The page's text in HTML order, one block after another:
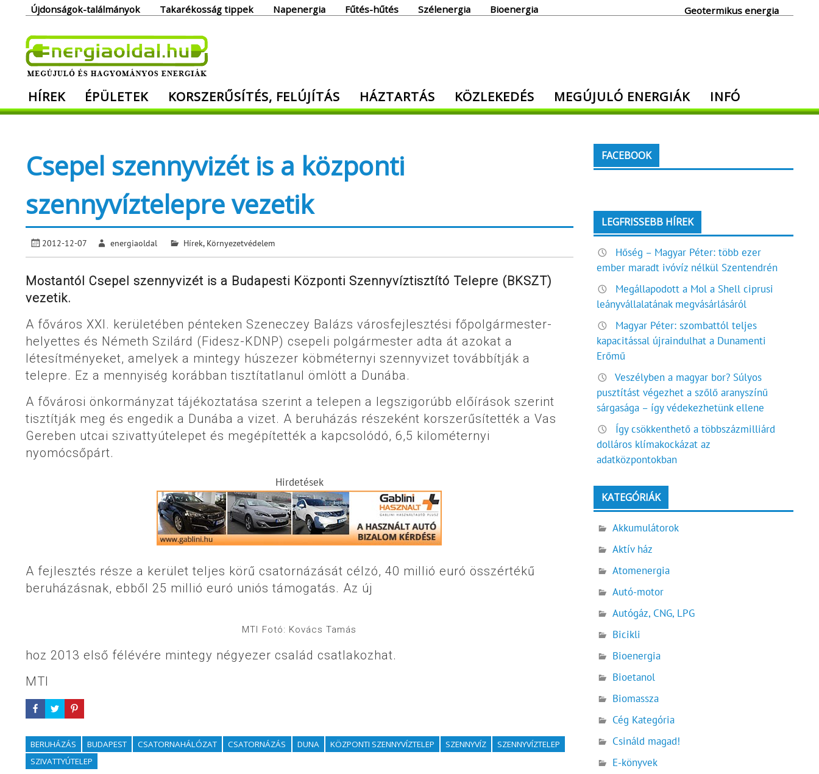
Újdonságok-találmányok Takarékosság tippek Napenergia Fűtés-hűtés Szélenergia Bioenergia Geotermikus energia
Megújuló és hagyományos energiák. Minden, ami energia!
HÍREK ÉPÜLETEK KORSZERŰSÍTÉS, FELÚJÍTÁS HÁZTARTÁS KÖZLEKEDÉS MEGÚJULÓ ENERGIÁK INFÓ
Csepel szennyvizét is a központi
szennyvíztelepre vezetik
2012-12-07 energiaoldal Hírek, Környezetvédelem
Mostantól Csepel szennyvizét is a Budapesti Központi Szennyvíztisztító Telepre (BKSZT)
vezetik.
A főváros XXI. kerületében pénteken Szeneczey Balázs városfejlesztési főpolgármester-
helyettes és Németh Szilárd (Fidesz-KDNP) csepeli polgármester adta át azokat a
létesítményeket, amelyek a mintegy húszezer köbméternyi szennyvizet továbbítják a
telepre. Ez a mennyiség korábban tisztítatlanul ömlött a Dunába.
A fővárosi önkormányzat tájékoztatása szerint a telepen a legszigorúbb előírások szerint
tisztítják meg és engedik a Dunába a vizet. A beruházás részeként korszerűsítették a Vas
Gereben utcai szivattyútelepet és megépítették a kapcsolódó, 6,5 kilométernyi
nyomócsőpárt.
Hirdetések
A fejlesztés része a kerület teljes körű csatornázását célzó, 40 millió euró összértékű
beruházásnak, ebből 25 millió euró uniós támogatás. Az új
MTI Fotó: Kovács Tamás
hoz 2013 első félévére mintegy négyezer család csatlakozhat.
MTI
BERUHÁZÁS BUDAPEST CSATORNAHÁLÓZAT CSATORNÁZÁS DUNA KÖZPONTI SZENNYVÍZTELEP SZENNYVÍZ
SZENNYVÍZTELEP
SZIVATTYÚTELEP
FACEBOOK
LEGFRISSEBB HÍREK
Hőség – Magyar Péter: több ezer
ember maradt ivóvíz nélkül Szentendrén
Megállapodott a Mol a Shell ciprusi
leányvállalatának megvásárlásáról
Magyar Péter: szombattól teljes
kapacitással újraindulhat a Dunamenti
Erőmű
Veszélyben a magyar bor? Súlyos
pusztítást végezhet a szőlő aranyszínű
sárgasága – így védekezhetünk ellene
Így csökkenthető a többszázmilliárd
dolláros klímakockázat az
adatközpontokban
KATEGÓRIÁK
Akkumulátorok
Aktív ház
Atomenergia
Autó-motor
Autógáz, CNG, LPG
Bicikli
Bioenergia
Bioetanol
Biomassza
Cég Kategória
Csináld magad!
E-könyvek